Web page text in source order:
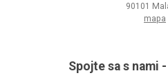
90101
mapa
Spojte sa s nami